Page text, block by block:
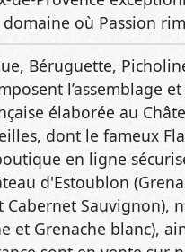
l’assemblage
élaborée au
dont le fameux
en ligne
d'Estoublon
Sauvignon),
et Grenache blanc),
sont en vente sur
Château.